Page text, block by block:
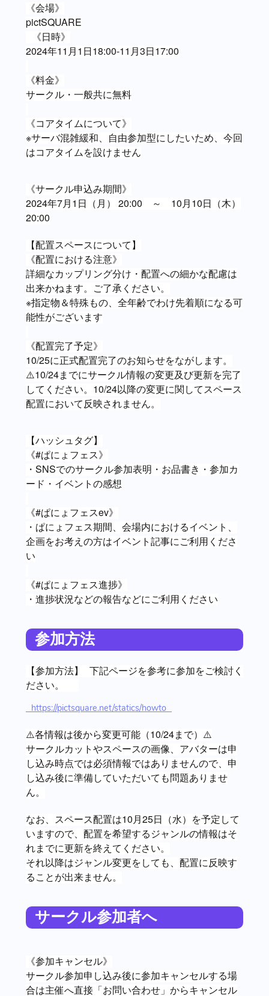
《会場》
pictSQUARE
《日時》
2024年11月1日18:00-11月3日17:00
《料金》
サークル・一般共に無料
《コアタイムについて》
※サーバ混雑緩和、自由参加型にしたいため、今回
はコアタイムを設けません
《サークル申込み期間》
2024年7月1日（月） 20:00 ～ 10月10日（木）
20:00
【配置スペースについて】
《配置における注意》
詳細なカップリング分け・配置への細かな配慮は
出来かねます。ご了承ください。
※指定物＆特殊もの、全年齢でわけ先着順になる可
能性がございます
《配置完了予定》
10/25に正式配置完了のお知らせをながします。
⚠️10/24までにサークル情報の変更及び更新を完了
してください。10/24以降の変更に関してスペース
配置において反映されません。
【ハッシュタグ】
《#ぱにょフェス》
・SNSでのサークル参加表明・お品書き・参加カ
ード・イベントの感想
《#ぱにょフェスev》
・ぱにょフェス期間、会場内におけるイベント、
企画をお考えの方はイベント記事にご利用くださ
い
《#ぱにょフェス進捗》
・進捗状況などの報告などにご利用ください
参加方法
【参加方法】 下記ページを参考に参加をご検討く
ださい。
https://pictsquare.net/statics/howto
⚠️各情報は後から変更可能（10/24まで）⚠️
サークルカットやスペースの画像、アバターは申
し込み時点では必須情報ではありませんので、申
し込み後に準備していただいても問題ありませ
ん。
なお、スペース配置は10月25日（水）を予定して
いますので、配置を希望するジャンルの情報はそ
れまでに更新を終えてください。
それ以降はジャンル変更をしても、配置に反映す
ることが出来ません。
サークル参加者へ
《参加キャンセル》
サークル参加申し込み後に参加キャンセルする場
合は主催へ直接「お問い合わせ」からキャンセル